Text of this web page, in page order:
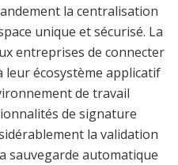
la centralisation
unique et sécurisé. La
entreprises de connecter
écosystème applicatif
de travail
de signature
la validation
sauvegarde automatique